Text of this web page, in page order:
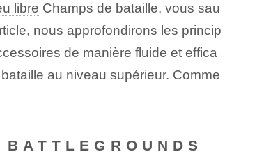
libre Champs de bataille, vous sau
nous approfondirons les princip
de manière fluide et effica
au niveau supérieur. Comme